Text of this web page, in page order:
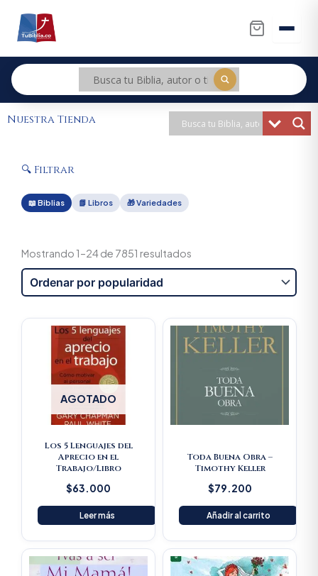
contenido
Nuestra Tienda
🔍 Filtrar
📖 Biblias 📗 Libros 🎁 Variedades
Mostrando 1–24 de 7851 resultados
AGOTADO
Los 5 Lenguajes del
Aprecio en el
Trabajo/Libro
$63.000
Leer más
Toda Buena Obra –
Timothy Keller
$79.200
Añadir al carrito
Original
price
Current
price